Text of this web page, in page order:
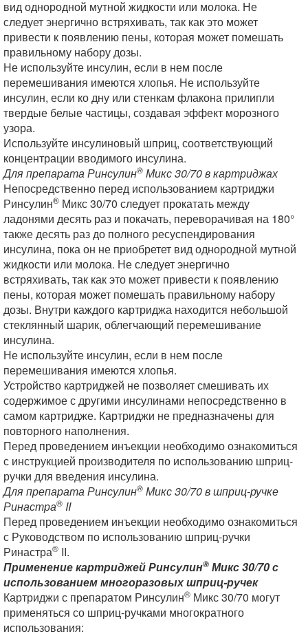
вид однородной мутной жидкости или молока. Не
следует энергично встряхивать, так как это может
привести к появлению пены, которая может помешать
правильному набору дозы.
Не используйте инсулин, если в нем после
перемешивания имеются хлопья. Не используйте
инсулин, если ко дну или стенкам флакона прилипли
твердые белые частицы, создавая эффект морозного
узора.
Используйте инсулиновый шприц, соответствующий
концентрации вводимого инсулина.
Для препарата Ринсулин® Микс 30/70 в картриджах
Непосредственно перед использованием картриджи
Ринсулин® Микс 30/70 следует прокатать между
ладонями десять раз и покачать, переворачивая на 180°
также десять раз до полного ресуспендирования
инсулина, пока он не приобретет вид однородной мутной
жидкости или молока. Не следует энергично
встряхивать, так как это может привести к появлению
пены, которая может помешать правильному набору
дозы. Внутри каждого картриджа находится небольшой
стеклянный шарик, облегчающий перемешивание
инсулина.
Не используйте инсулин, если в нем после
перемешивания имеются хлопья.
Устройство картриджей не позволяет смешивать их
содержимое с другими инсулинами непосредственно в
самом картридже. Картриджи не предназначены для
повторного наполнения.
Перед проведением инъекции необходимо ознакомиться
с инструкцией производителя по использованию шприц-
ручки для введения инсулина.
Для препарата Ринсулин® Микс 30/70 в шприц-ручке
Ринастра® II
Перед проведением инъекции необходимо ознакомиться
с Руководством по использованию шприц-ручки
Ринастра® II.
Применение картриджей Ринсулин® Микс 30/70 с
использованием многоразовых шприц-ручек
Картриджи с препаратом Ринсулин® Микс 30/70 могут
применяться со шприц-ручками многократного
использования: